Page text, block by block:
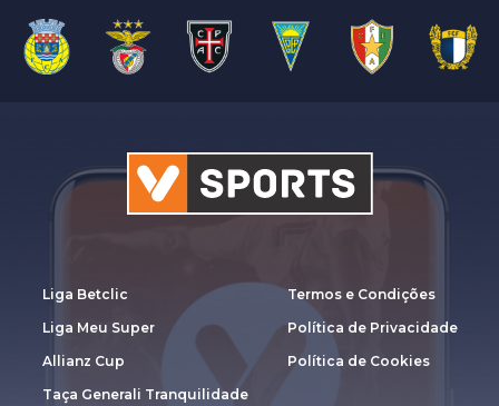
Liga Betclic
Liga Meu Super
Allianz Cup
Taça Generali Tranquilidade
Termos e Condições
Política de Privacidade
Política de Cookies